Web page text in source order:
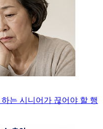
는 시니어가 끊어야 할 행